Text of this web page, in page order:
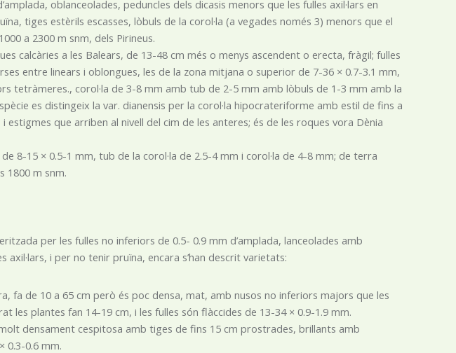
oblanceolades, peduncles dels dicasis menors que les fulles axil·lars en
tiges estèrils escasses, lòbuls de la corol·la (a vegades només 3) menors que el
a 2300 m snm, dels Pirineus.
calcàries a les Balears, de 13-48 cm més o menys ascendent o erecta, fràgil; fulles
entre linears i oblongues, les de la zona mitjana o superior de 7-36 × 0.7-3.1 mm,
tetràmeres., corol·la de 3-8 mm amb tub de 2-5 mm amb lòbuls de 1-3 mm amb la
es distingeix la var. dianensis per la corol·la hipocrateriforme amb estil de fins a
estigmes que arriben al nivell del cim de les anteres; és de les roques vora Dènia
8-15 × 0.5-1 mm, tub de la corol·la de 2.5-4 mm i corol·la de 4-8 mm; de terra
1800 m snm.
per les fulles no inferiors de 0.5- 0.9 mm d’amplada, lanceolades amb
i per no tenir pruïna, encara s’han descrit varietats:
fa de 10 a 65 cm però és poc densa, mat, amb nusos no inferiors majors que les
les plantes fan 14-19 cm, i les fulles són flàccides de 13-34 × 0.9-1.9 mm.
densament cespitosa amb tiges de fins 15 cm prostrades, brillants amb
0.3-0.6 mm.